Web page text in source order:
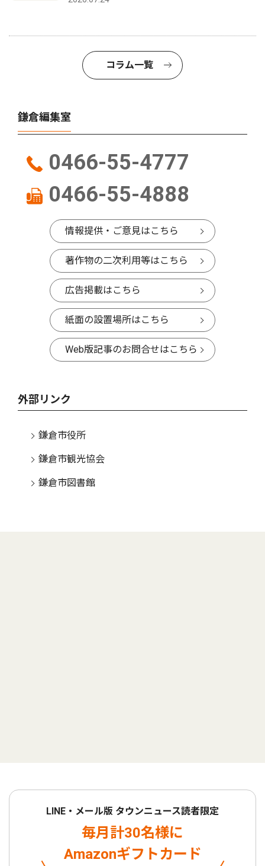
コラム一覧
鎌倉編集室
0466-55-4777
0466-55-4888
情報提供・ご意見はこちら
著作物の二次利用等はこちら
広告掲載はこちら
紙面の設置場所はこちら
Web版記事のお問合せはこちら
外部リンク
鎌倉市役所
鎌倉市観光協会
鎌倉市図書館
LINE・メール版 タウンニュース読者限定
毎月計30名様に
Amazonギフトカード